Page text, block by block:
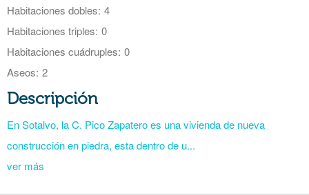
Habitaciones dobles: 4
Habitaciones triples: 0
Habitaciones cuádruples: 0
Aseos: 2
Descripción
En Sotalvo, la C. Pico Zapatero es una vivienda de nueva
construcción en piedra, esta dentro de u...
ver más